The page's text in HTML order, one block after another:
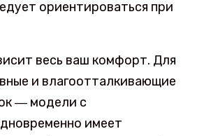
ориентироваться при
весь ваш комфорт. Для
и влагоотталкивающие
― модели с
имеет